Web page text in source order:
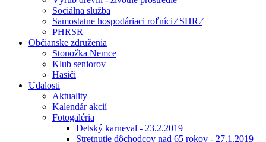
Sociálna služba
Samostatne hospodáriaci roľníci ⁄ SHR ⁄
PHRSR
Občianske združenia
Stonožka Nemce
Klub seniorov
Hasiči
Udalosti
Aktuality
Kalendár akcií
Fotogaléria
Detský karneval - 23.2.2019
Stretnutie dôchodcov nad 65 rokov - 27.1.2019